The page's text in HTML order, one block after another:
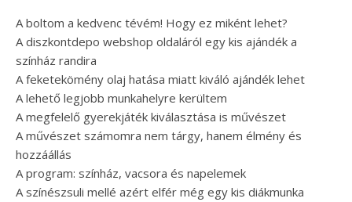
A boltom a kedvenc tévém! Hogy ez miként lehet?
A diszkontdepo webshop oldaláról egy kis ajándék a
színház randira
A feketekömény olaj hatása miatt kiváló ajándék lehet
A lehető legjobb munkahelyre kerültem
A megfelelő gyerekjáték kiválasztása is művészet
A művészet számomra nem tárgy, hanem élmény és
hozzáállás
A program: színház, vacsora és napelemek
A színészsuli mellé azért elfér még egy kis diákmunka